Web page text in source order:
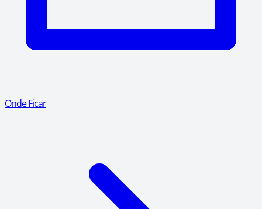
Onde Ficar